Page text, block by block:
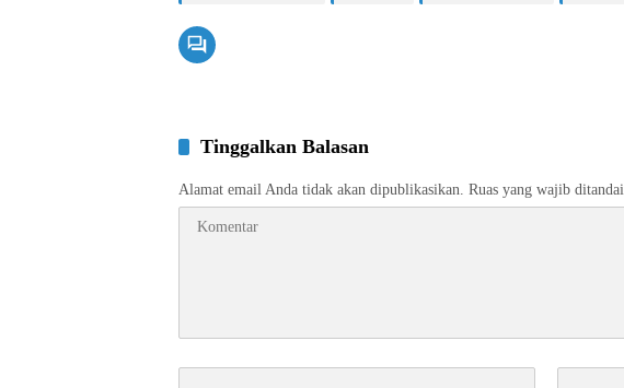
Tinggalkan Balasan
Alamat email Anda tidak akan dipublikasikan. Ruas yang wajib ditandai